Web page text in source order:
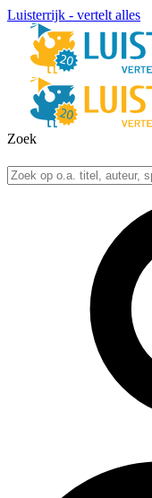
Luisterrijk - vertelt alles
Zoek